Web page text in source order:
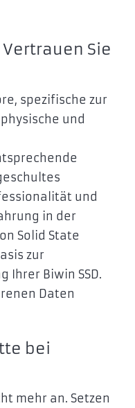
Sie
spezifische zur
und
und
in der
Solid State
zur
Biwin SSD.
Daten
bei
mehr an. Setzen